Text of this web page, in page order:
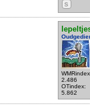
S
2.486
OTindex:
5.862